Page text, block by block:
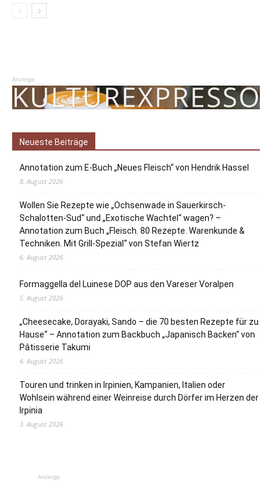
Anzeige
Neueste Beiträge
Annotation zum E-Buch „Neues Fleisch“ von Hendrik Hassel
8. August 2026
Wollen Sie Rezepte wie „Ochsenwade in Sauerkirsch-
Schalotten-Sud“ und „Exotische Wachtel“ wagen? –
Annotation zum Buch „Fleisch. 80 Rezepte. Warenkunde &
Techniken. Mit Grill-Spezial“ von Stefan Wiertz
6. August 2026
Formaggella del Luinese DOP aus den Vareser Voralpen
5. August 2026
„Cheesecake, Dorayaki, Sando – die 70 besten Rezepte für zu
Hause“ – Annotation zum Backbuch „Japanisch Backen“ von
Pâtisserie Takumi
4. August 2026
Touren und trinken in Irpinien, Kampanien, Italien oder
Wohlsein während einer Weinreise durch Dörfer im Herzen der
Irpinia
3. August 2026
Anzeige